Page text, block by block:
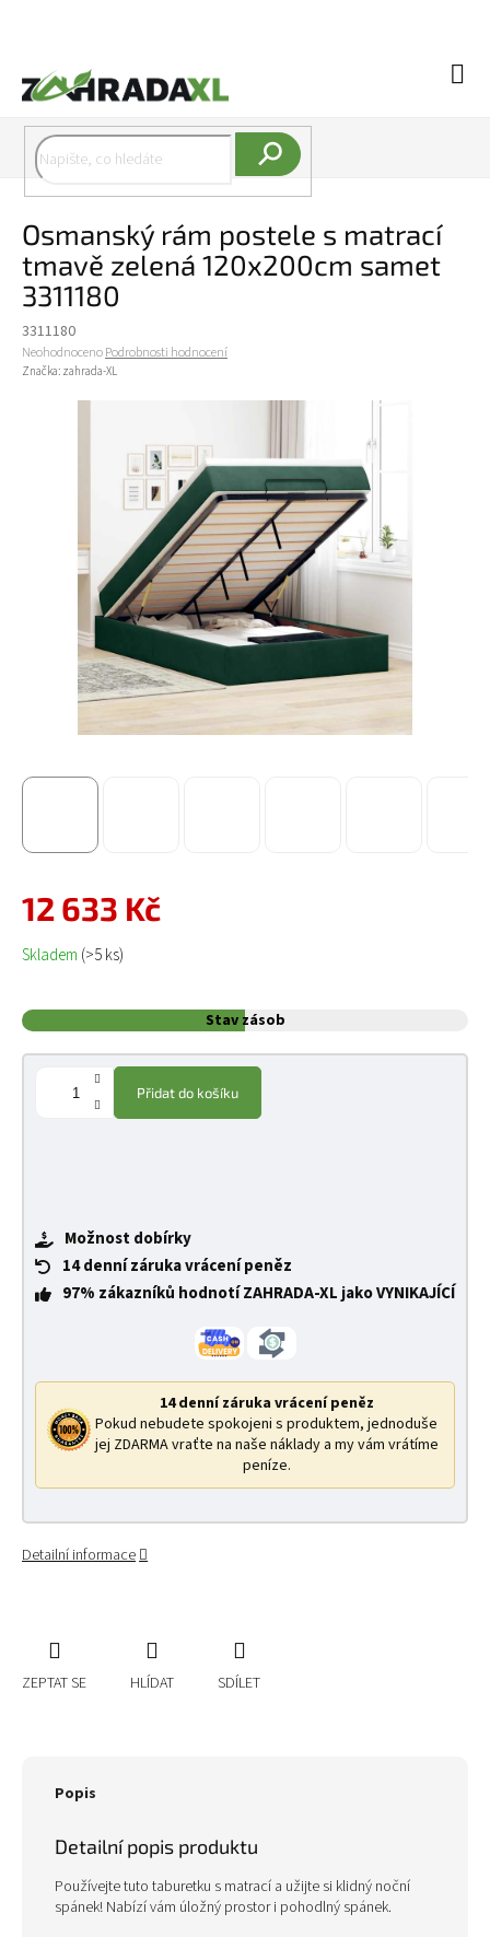
Osmanský rám postele s matrací
tmavě zelená 120x200cm samet
3311180
3311180
Průměrné hodnocení produktu je 0,0 z 5 hvězdiček.
NeohodnocenoPodrobnosti hodnocení
Značka: zahrada-XL
12 633 Kč
Měrná cena:
Skladem (>5 ks)
Stav zásob
Přidat do košíku
Možnost dobírky
14 denní záruka vrácení peněz
97% zákazníků hodnotí ZAHRADA-XL jako VYNIKAJÍCÍ
14 denní záruka vrácení peněz
Pokud nebudete spokojeni s produktem, jednoduše
jej ZDARMA vraťte na naše náklady a my vám vrátíme
peníze.
Detailní informace
ZEPTAT SE HLÍDAT SDÍLET
Popis
Detailní popis produktu
Používejte tuto taburetku s matrací a užijte si klidný noční
spánek! Nabízí vám úložný prostor i pohodlný spánek.